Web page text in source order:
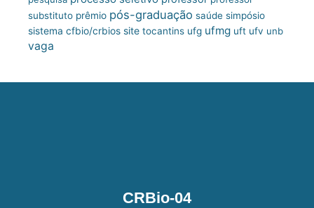
substituto prêmio pós-graduação saúde simpósio
sistema cfbio/crbios site tocantins ufg ufmg uft ufv unb
vaga
CRBio-04